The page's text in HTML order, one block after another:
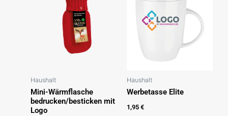
Haushalt
Mini-Wärmflasche
bedrucken/besticken mit
Logo
Haushalt
Werbetasse Elite
1,95 €